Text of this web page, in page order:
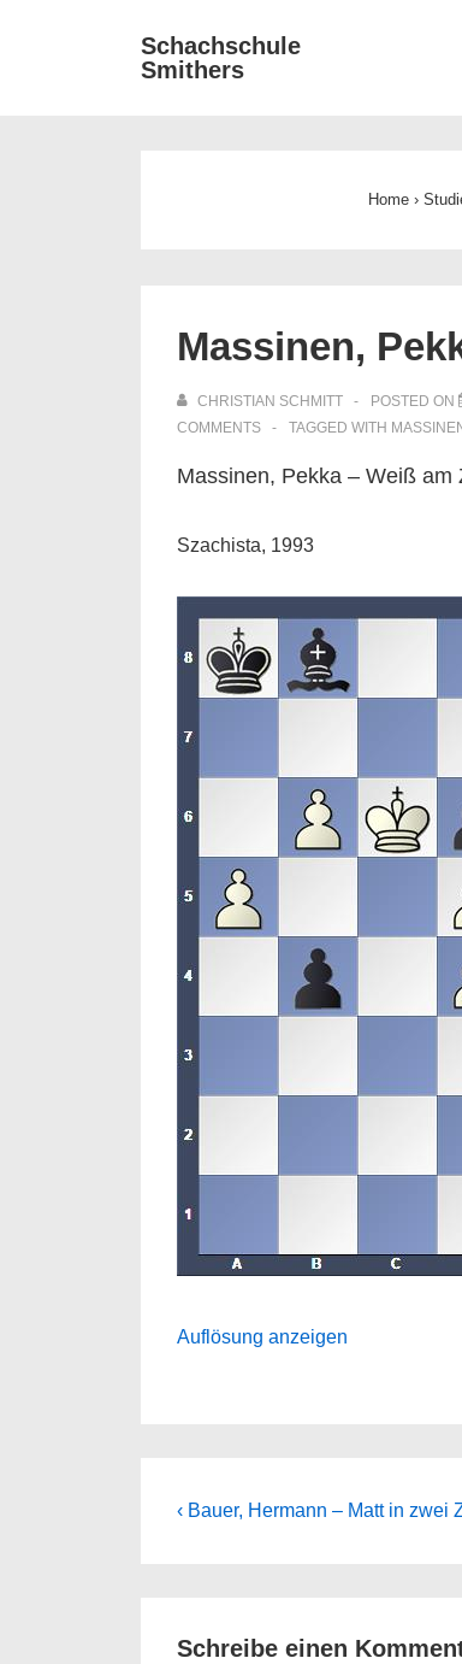
Schachschule
Smithers
Home ›
Massinen,
CHRISTIAN SCHMITT POSTED ON
COMMENTS
TAGGED WITH
Massinen, Pekka – Weiß am
Szachista, 1993
Auflösung anzeigen
Beitragsnavigation
Previous
‹ Bauer, Hermann – Matt in zwei
Schreibe einen